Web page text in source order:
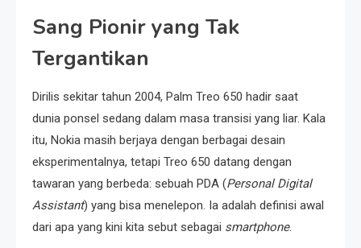
Sang Pionir yang Tak
Tergantikan
Dirilis sekitar tahun 2004, Palm Treo 650 hadir saat
dunia ponsel sedang dalam masa transisi yang liar. Kala
itu, Nokia masih berjaya dengan berbagai desain
eksperimentalnya, tetapi Treo 650 datang dengan
tawaran yang berbeda: sebuah PDA (Personal Digital
Assistant) yang bisa menelepon. Ia adalah definisi awal
dari apa yang kini kita sebut sebagai smartphone.